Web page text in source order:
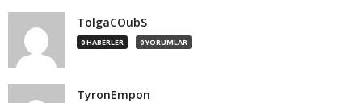
TolgaCOubS
0 HABERLER 0 YORUMLAR
TyronEmpon